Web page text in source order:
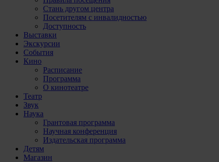
Стань другом центра
Посетителям с инвалидностью
Доступность
Выставки
Экскурсии
События
Кино
Расписание
Программа
О кинотеатре
Театр
Звук
Наука
Грантовая программа
Научная конференция
Издательская программа
Детям
Магазин